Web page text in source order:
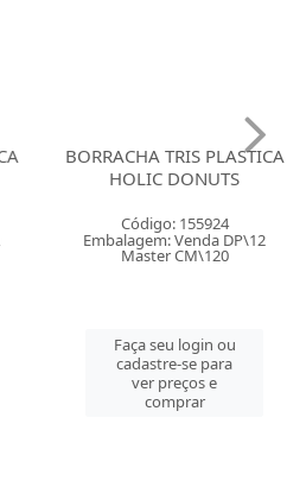
BORRACHA TRIS PLASTICA
HOLIC DONUTS
Código: 155924
Embalagem: Venda DP\12
Master CM\120
Faça seu login ou
cadastre-se para
ver preços e
comprar